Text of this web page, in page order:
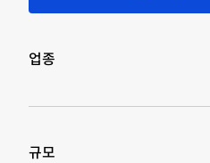
업종
규모